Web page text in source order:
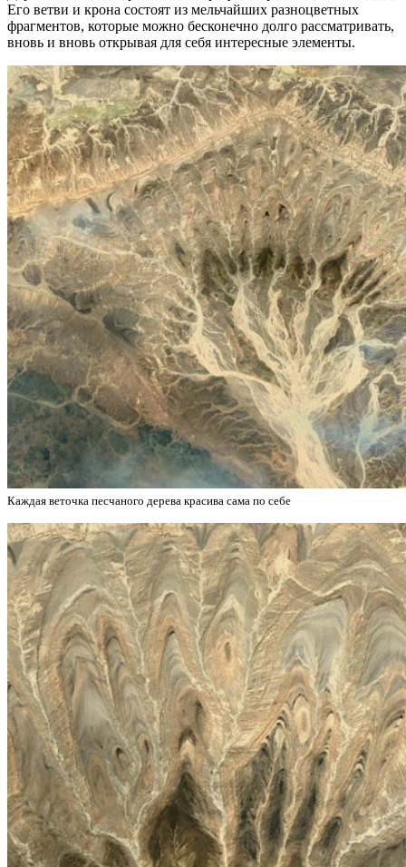
Его ветви и крона состоят из мельчайших разноцветных
фрагментов, которые можно бесконечно долго рассматривать,
вновь и вновь открывая для себя интересные элементы.
Каждая веточка песчаного дерева красива сама по себе